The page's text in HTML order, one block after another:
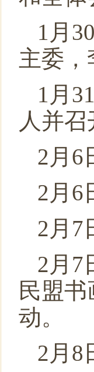
1月
主委
1月
人并
2月6
2月6
2月7
2月7
民盟
动。
2月8